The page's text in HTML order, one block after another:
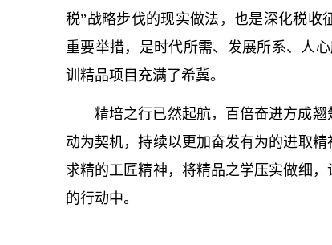
税”战略步伐的现实做法，也是深化税收
重要举措，是时代所需、发展所系、人
训精品项目充满了希冀。
精培之行已然起航，百倍奋进方成
动为契机，持续以更加奋发有为的进取
求精的工匠精神，将精品之学压实做细
的行动中。